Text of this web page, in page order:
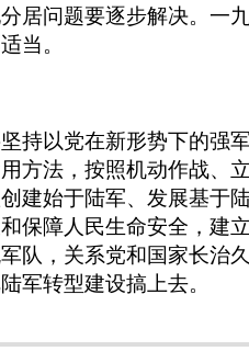
居问题要逐步解决。一
当。
持以党在新形势下的强
方法，按照机动作战、
建始于陆军、发展基于
保障人民生命安全，建
队，关系党和国家长治
军转型建设搞上去。